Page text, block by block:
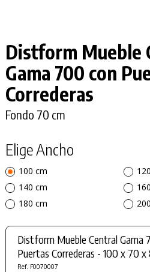
Distform Mueble
Gama 700 con
Correderas
Fondo 70 cm
Elige Ancho
100 cm
140 cm
180 cm
Distform Mueble Central Gama
Puertas Correderas - 100 x 70 x
Ref. F0070007